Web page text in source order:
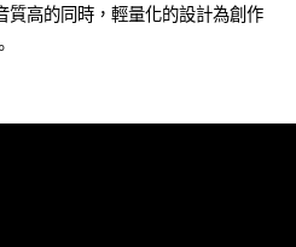
高的同時，輕量化的設計為創作